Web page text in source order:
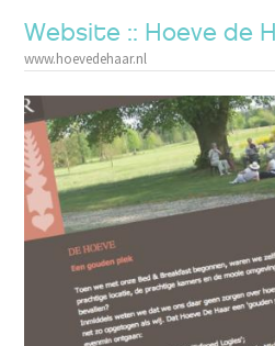
Website :: Hoeve de
www.hoevedehaar.nl